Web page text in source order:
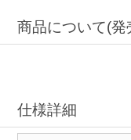
商品について(発
仕様詳細